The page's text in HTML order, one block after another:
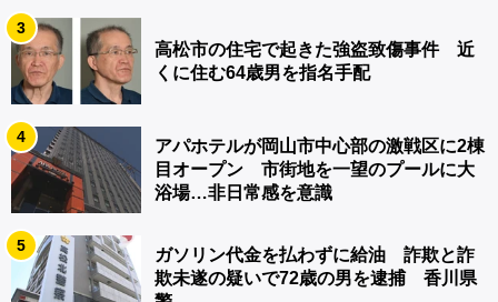
3
高松市の住宅で起きた強盗致傷事件 近
くに住む64歳男を指名手配
4
アパホテルが岡山市中心部の激戦区に2棟
目オープン 市街地を一望のプールに大
浴場…非日常感を意識
5
ガソリン代金を払わずに給油 詐欺と詐
欺未遂の疑いで72歳の男を逮捕 香川県